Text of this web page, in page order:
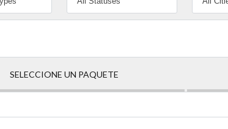
SELECCIONE UN PAQUETE